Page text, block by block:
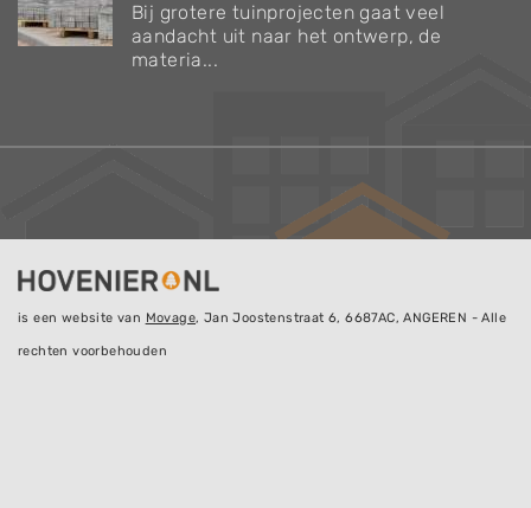
Bij grotere tuinprojecten gaat veel
aandacht uit naar het ontwerp, de
materia...
is een website van Movage, Jan Joostenstraat 6, 6687AC, ANGEREN - Alle
rechten voorbehouden